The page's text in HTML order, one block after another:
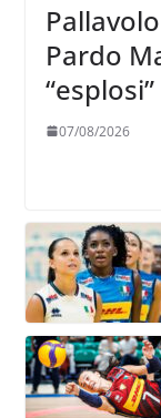
Pardo
07/08/2026